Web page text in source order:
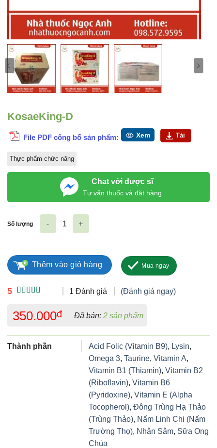
KosaeKing-D
File PDF công bố sản phẩm: Xem Tải
Thực phẩm chức năng
Chat với dược sĩ
Tư vấn thuốc và đặt hàng
5
đánh giá
1 Đánh giá (Đánh giá ngay)
350.000đ Đã bán: 2 sản phẩm
Thành phần Acid Folic (Vitamin B9), Lysin,
Omega 3, Taurine, Vitamin A,
Vitamin B1 (Thiamin), Vitamin B2
(Riboflavin), Vitamin B6
(Pyridoxine), Vitamin E (Alpha
Tocopherol), Đông Trùng Hạ Thảo
(Trùng Thảo), Nấm Linh Chi (Nấm
Trường Thọ), Nhân Sâm, Sữa Ong
Chúa
Số lượng
Thêm vào giỏ hàng Mua ngay